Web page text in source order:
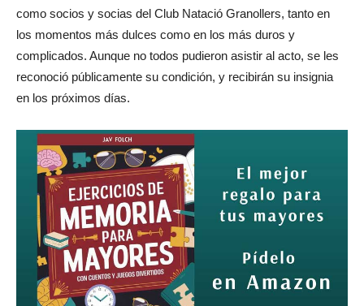
como socios y socias del Club Natació Granollers, tanto en
los momentos más dulces como en los más duros y
complicados. Aunque no todos pudieron asistir al acto, se les
reconoció públicamente su condición, y recibirán su insignia
en los próximos días.